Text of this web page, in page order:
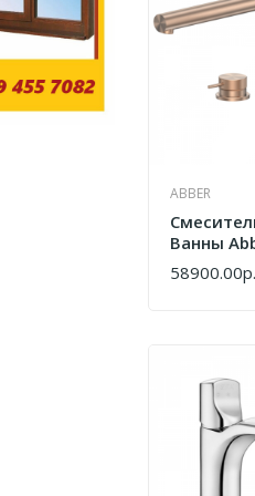
ABBER
Ванны
316
58900.00р.
КУПИТЬ